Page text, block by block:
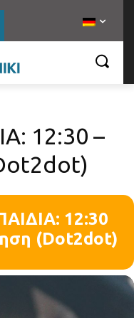
12:30 –
12:30
(Dot2dot)